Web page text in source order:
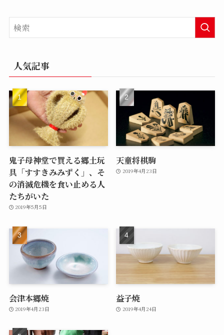
人気記事
鬼子母神堂で買える郷土玩
具「すすきみみずく」、そ
の消滅危機を食い止める人
たちがいた
2019年5月5日
天童将棋駒
2019年4月23日
会津本郷焼
2019年4月23日
益子焼
2019年4月24日